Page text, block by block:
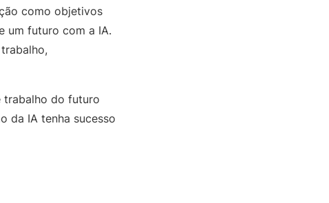
como objetivos
um futuro com a IA.
trabalho do futuro
da IA tenha sucesso